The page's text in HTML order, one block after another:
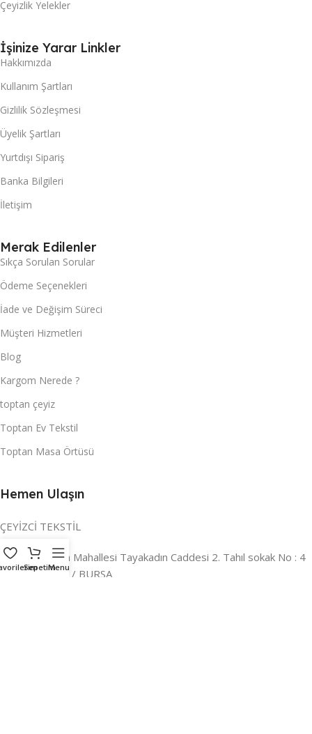
Çeyizlik Yelekler
İşinize Yarar Linkler
Hakkımızda
Kullanım Şartları
Gizlilik Sözleşmesi
Üyelik Şartları
Yurtdışı Sipariş
Banka Bilgileri
İletişim
Merak Edilenler
Sıkça Sorulan Sorular
Ödeme Seçenekleri
İade ve Değişim Süreci
Müşteri Hizmetleri
Blog
Kargom Nerede ?
toptan çeyiz
Toptan Ev Tekstil
Toptan Masa Örtüsü
Hemen Ulaşın
ÇEYİZCİ TEKSTİL
Adres:Reyhan Mahallesi Tayakadın Caddesi 2. Tahıl sokak No : 4
/ a Osmangazi / BURSA
SepetimMenu